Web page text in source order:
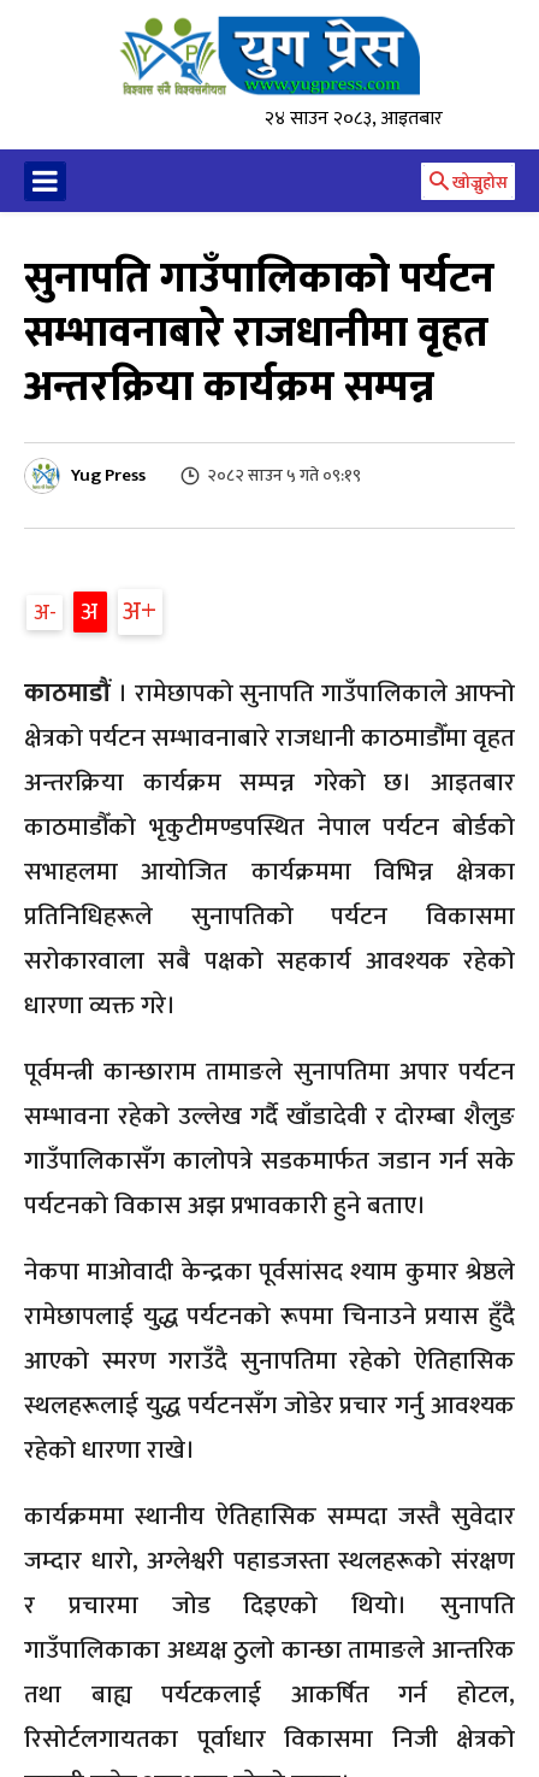
२४ साउन २०८३, आइतबार
खोज्नुहोस
सुनापति गाउँपालिकाको पर्यटन
सम्भावनाबारे राजधानीमा वृहत
अन्तरक्रिया कार्यक्रम सम्पन्न
Yug Press २०८२ साउन ५ गते ०९:१९
अ अ अ
काठमाडौं। रामेछापको सुनापति गाउँपालिकाले आफ्नो
क्षेत्रको पर्यटन सम्भावनाबारे राजधानी काठमाडौँमा वृहत
अन्तरक्रिया कार्यक्रम सम्पन्न गरेको छ। आइतबार
काठमाडौँको भृकुटीमण्डपस्थित नेपाल पर्यटन बोर्डको
सभाहलमा आयोजित कार्यक्रममा विभिन्न क्षेत्रका
प्रतिनिधिहरूले सुनापतिको पर्यटन विकासमा
सरोकारवाला सबै पक्षको सहकार्य आवश्यक रहेको
धारणा व्यक्त गरे।
पूर्वमन्त्री कान्छाराम तामाङले सुनापतिमा अपार पर्यटन
सम्भावना रहेको उल्लेख गर्दै खाँडादेवी र दोरम्बा शैलुङ
गाउँपालिकासँग कालोपत्रे सडकमार्फत जडान गर्न सके
पर्यटनको विकास अझ प्रभावकारी हुने बताए।
नेकपा माओवादी केन्द्रका पूर्वसांसद श्याम कुमार श्रेष्ठले
रामेछापलाई युद्ध पर्यटनको रूपमा चिनाउने प्रयास हुँदै
आएको स्मरण गराउँदै सुनापतिमा रहेको ऐतिहासिक
स्थलहरूलाई युद्ध पर्यटनसँग जोडेर प्रचार गर्नु आवश्यक
रहेको धारणा राखे।
कार्यक्रममा स्थानीय ऐतिहासिक सम्पदा जस्तै सुवेदार
जम्दार धारो, अग्लेश्वरी पहाडजस्ता स्थलहरूको संरक्षण
र प्रचारमा जोड दिइएको थियो। सुनापति
गाउँपालिकाका अध्यक्ष ठुलो कान्छा तामाङले आन्तरिक
तथा बाह्य पर्यटकलाई आकर्षित गर्न होटल,
रिसोर्टलगायतका पूर्वाधार विकासमा निजी क्षेत्रको